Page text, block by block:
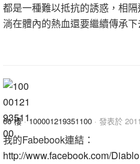
都是一種難以抵抗的誘惑，相
淌在體內的熱血還要繼續傳承下
66 樓·100001219351100 · 發表於
我的Fabebook連結：
http://www.facebook.com/